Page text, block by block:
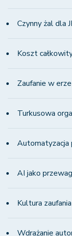
Czynny żal dla
Koszt
Zaufanie w
Turkusowa
Automatyzacja
AI jako
Kultura
Wdrażanie